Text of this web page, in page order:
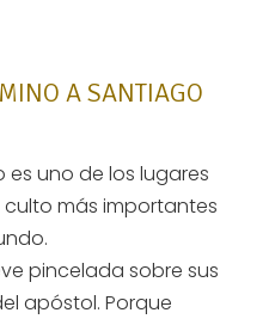
A SANTIAGO
es uno de los lugares
más importantes
pincelada sobre sus
apóstol. Porque